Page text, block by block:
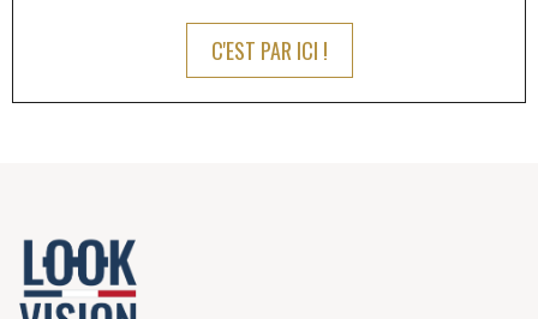
C'EST PAR ICI !